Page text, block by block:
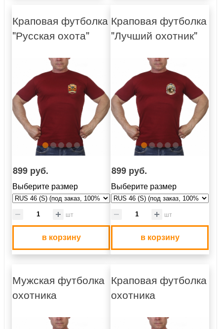
Краповая футболка
"Русская охота"
899 руб.
Выберите размер
шт
в корзину
Краповая футболка
"Лучший охотник"
899 руб.
Выберите размер
шт
в корзину
Мужская футболка
охотника
Краповая футболка
охотника